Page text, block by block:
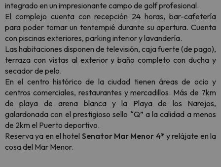
integrado en un impresionante campo de golf profesional.
El complejo cuenta con recepción 24 horas, bar-cafetería
para poder tomar un tentempié durante su apertura. Cuenta
con piscinas exteriores, parking interior y lavandería.
Las habitaciones disponen de televisión, caja fuerte (de pago),
terraza con vistas al exterior y baño completo con ducha y
secador de pelo.
En el centro histórico de la ciudad tienen áreas de ocio y
centros comerciales, restaurantes y mercadillos. Más de 7km
de playa de arena blanca y la Playa de los Narejos,
galardonada con el prestigioso sello “Q” a la calidad a menos
de 2km el Puerto deportivo.
Reserva ya en el hotel Senator Mar Menor 4* y relájate en la
cosa del Mar Menor.